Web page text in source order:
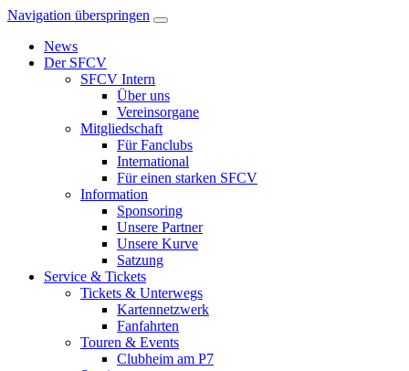
Navigation überspringen
News
Der SFCV
SFCV Intern
Über uns
Vereinsorgane
Mitgliedschaft
Für Fanclubs
International
Für einen starken SFCV
Information
Sponsoring
Unsere Partner
Unsere Kurve
Satzung
Service & Tickets
Tickets & Unterwegs
Kartennetzwerk
Fanfahrten
Touren & Events
Clubheim am P7